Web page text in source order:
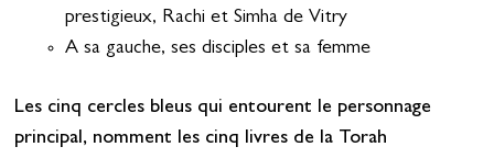
prestigieux, Rachi et Simha de Vitry
A sa gauche, ses disciples et sa femme
Les cinq cercles bleus qui entourent le personnage
principal, nomment les cinq livres de la Torah